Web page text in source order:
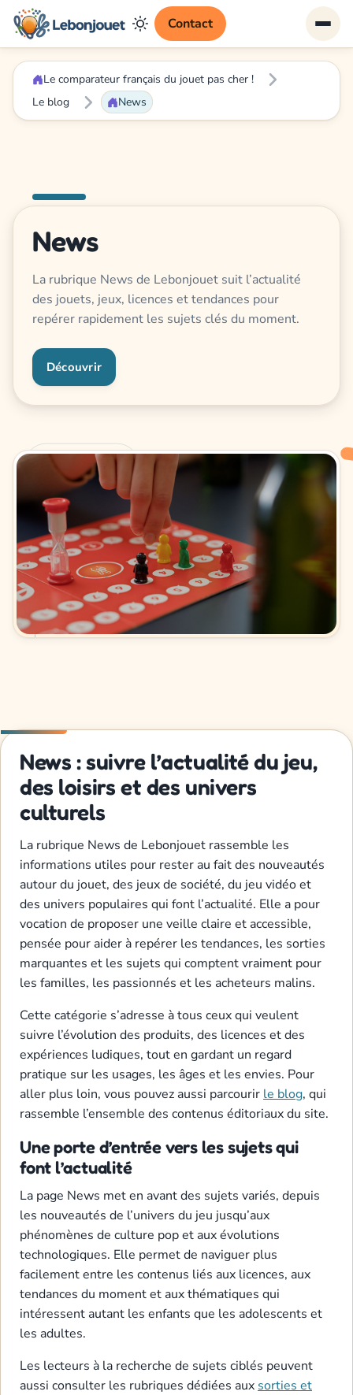
Contact
Le comparateur français du jouet pas cher !
Le blog
News
News
La rubrique News de Lebonjouet suit l’actualité
des jouets, jeux, licences et tendances pour
repérer rapidement les sujets clés du moment.
Découvrir
News : suivre l’actualité du jeu,
des loisirs et des univers
culturels
La rubrique News de Lebonjouet rassemble les
informations utiles pour rester au fait des nouveautés
autour du jouet, des jeux de société, du jeu vidéo et
des univers populaires qui font l’actualité. Elle a pour
vocation de proposer une veille claire et accessible,
pensée pour aider à repérer les tendances, les sorties
marquantes et les sujets qui comptent vraiment pour
les familles, les passionnés et les acheteurs malins.
Cette catégorie s’adresse à tous ceux qui veulent
suivre l’évolution des produits, des licences et des
expériences ludiques, tout en gardant un regard
pratique sur les usages, les âges et les envies. Pour
aller plus loin, vous pouvez aussi parcourir le blog, qui
rassemble l’ensemble des contenus éditoriaux du site.
Une porte d’entrée vers les sujets qui
font l’actualité
La page News met en avant des sujets variés, depuis
les nouveautés de l’univers du jeu jusqu’aux
phénomènes de culture pop et aux évolutions
technologiques. Elle permet de naviguer plus
facilement entre les contenus liés aux licences, aux
tendances du moment et aux thématiques qui
intéressent autant les enfants que les adolescents et
les adultes.
Les lecteurs à la recherche de sujets ciblés peuvent
aussi consulter les rubriques dédiées aux sorties et